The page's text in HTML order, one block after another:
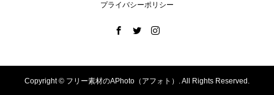
プライバシーポリシー
Copyright © フリー素材のAPhoto（アフォト）. All Rights Reserved.